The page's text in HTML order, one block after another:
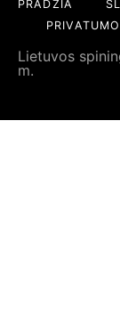
PRADŽIA
Lietuvos
m.